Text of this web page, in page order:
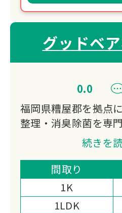
グッドベ
0.0
福岡県糟屋郡を拠点
整理・消臭除菌を専
株式会社。一般社団
協会の認定を受け、
国へ啓蒙。葬儀火葬
売買・供養までワン
365日24時間受付で
続きを
間取り
1K
1LDK